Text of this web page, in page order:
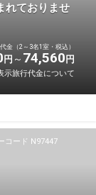
れておりませ
金（2～3名1室・税込）
円 74,560 円
示旅行代金について
コード N97447